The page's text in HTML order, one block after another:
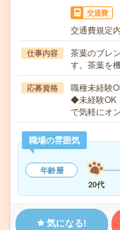
交通費
交通費規定
仕事内容
茶葉のブレ
す。茶葉を
応募資格
職種未経験
◆未経験OK
で気軽にオ
職場の雰囲気
年齢層
20代
気になる!